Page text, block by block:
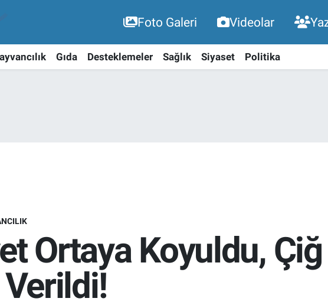
Foto Galeri Videolar
Gıda Desteklemeler Sağlık Siyaset Politika
Ortaya Koyuldu,
Verildi!